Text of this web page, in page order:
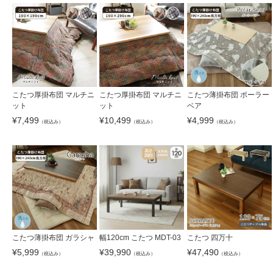
こたつ厚掛布団 マルチニ
ット
¥7,499 （税込み）
こたつ厚掛布団 マルチニ
ット
¥10,499 （税込み）
こたつ薄掛布団 ポーラー
ベア
¥4,999 （税込み）
こたつ薄掛布団 ガラシャ
¥5,999 （税込み）
幅120cm こたつ MDT-03
¥39,990 （税込み）
こたつ 四万十
¥47,490（税込み）